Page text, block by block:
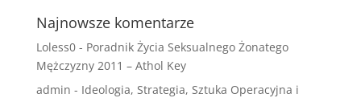
Najnowsze komentarze
Loless0- Poradnik Życia Seksualnego Żonatego
Mężczyzny 2011 – Athol Key
admin - Ideologia, Strategia, Sztuka Operacyjna i